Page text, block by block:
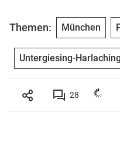
Themen: München
Untergiesing-Harlaching
28